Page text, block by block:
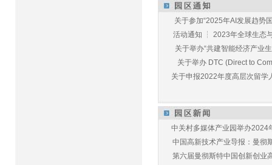
关于参加“2025年AI发展趋势
活动通知 ┆ 2023年全球生态
关于举办“共建智能经济产业
关于举办 DTC (Direct to
关于申报2022年度高层次留学
中关村多媒体产业园举办2024
中国高新技术产业导报：曼彻
第六届曼彻斯特中国创新创业